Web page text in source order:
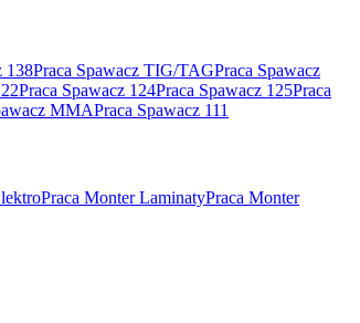
138Praca Spawacz TIG/TAGPraca Spawacz
Praca Spawacz 124Praca Spawacz 125Praca
MMAPraca Spawacz 111
Praca Monter LaminatyPraca Monter